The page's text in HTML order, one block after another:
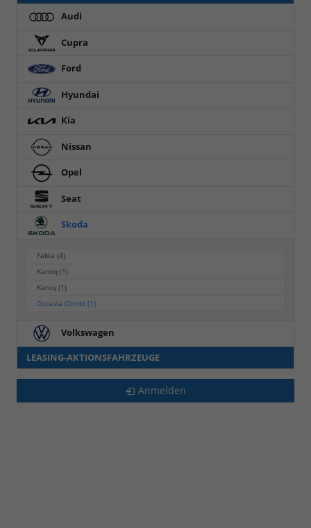
Audi
Cupra
Ford
Hyundai
Kia
Nissan
Opel
Seat
Skoda
Fabia(4)
Kamiq(1)
Karoq(1)
Octavia Combi(1)
Volkswagen
LEASING-AKTIONSFAHRZEUGE
Anmelden